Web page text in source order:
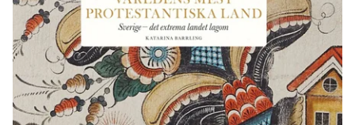
AWARDS
OTHER FORMATS